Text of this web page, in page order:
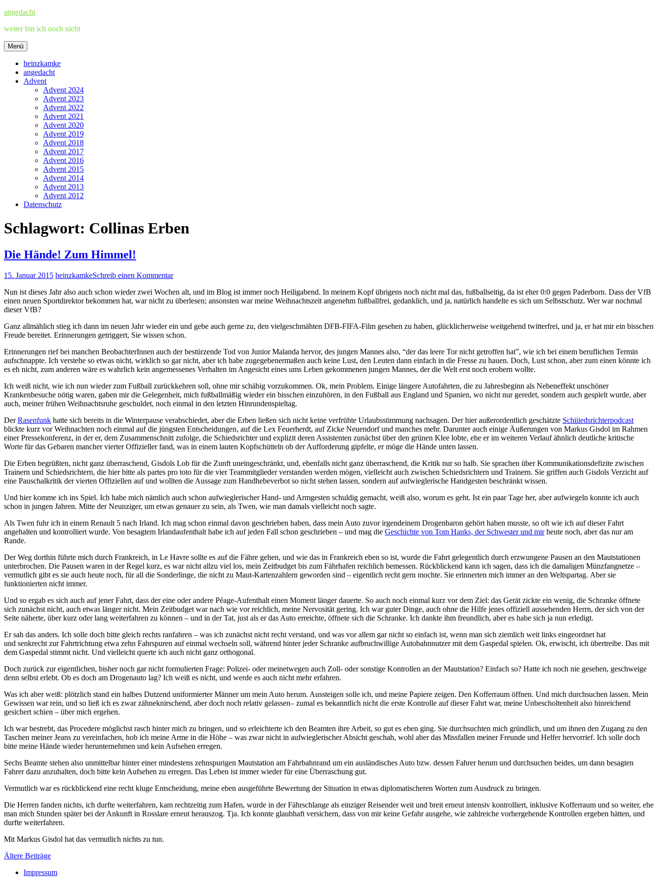
Zum
springen
angedacht
weiter bin ich noch nicht
Menü
heinzkamke
angedacht
Advent
Advent 2024
Advent 2023
Advent 2022
Advent 2021
Advent 2020
Advent 2019
Advent 2018
Advent 2017
Advent 2016
Advent 2015
Advent 2014
Advent 2013
Advent 2012
Datenschutz
Schlagwort: Collinas Erben
Die Hände! Zum Himmel!
15. Januar 2015 heinzkamkeSchreib einen Kommentar
Nun ist dieses Jahr also auch schon wieder zwei Wochen alt, und im Blog ist immer noch Heiligabend. In meinem Kopf übrigens noch nicht mal das, fußballseitig, da ist eher 0:0 gegen Paderborn. Dass der VfB
einen neuen Sportdirektor bekommen hat, war nicht zu überlesen; ansonsten war meine Weihnachtszeit angenehm fußballfrei, gedanklich, und ja, natürlich handelte es sich um Selbstschutz. Wer war nochmal
dieser VfB?
Ganz allmählich stieg ich dann im neuen Jahr wieder ein und gebe auch gerne zu, den vielgeschmähten DFB-FIFA-Film gesehen zu haben, glücklicherweise weitgehend twitterfrei, und ja, er hat mir ein bisschen
Freude bereitet. Erinnerungen getriggert, Sie wissen schon.
Erinnerungen rief bei manchen BeobachterInnen auch der bestürzende Tod von Junior Malanda hervor, des jungen Mannes also, “der das leere Tor nicht getroffen hat”, wie ich bei einem beruflichen Termin
aufschnappte. Ich verstehe so etwas nicht, wirklich so gar nicht, aber ich habe zugegebenermaßen auch keine Lust, den Leuten dann einfach in die Fresse zu hauen. Doch, Lust schon, aber zum einen könnte ich
es eh nicht, zum anderen wäre es wahrlich kein angemessenes Verhalten im Angesicht eines ums Leben gekommenen jungen Mannes, der die Welt erst noch erobern wollte.
Ich weiß nicht, wie ich nun wieder zum Fußball zurückkehren soll, ohne mir schäbig vorzukommen. Ok, mein Problem. Einige längere Autofahrten, die zu Jahresbeginn als Nebeneffekt unschöner
Krankenbesuche nötig waren, gaben mir die Gelegenheit, mich fußballmäßig wieder ein bisschen einzuhören, in den Fußball aus England und Spanien, wo nicht nur geredet, sondern auch gespielt wurde, aber
auch, meiner frühen Weihnachtsruhe geschuldet, noch einmal in den letzten Hinrundenspieltag.
DerRasenfunk hatte sich bereits in die Winterpause verabschiedet, aber die Erben ließen sich nicht keine verfrühte Urlaubsstimmung nachsagen. Der hier außerordentlich geschätzte Schiiiedsrichterpodcast
blickte kurz vor Weihnachten noch einmal auf die jüngsten Entscheidungen, auf die Lex Feuerherdt, auf Zicke Neuendorf und manches mehr. Darunter auch einige Äußerungen von Markus Gisdol im Rahmen
einer Pressekonferenz, in der er, dem Zusammenschnitt zufolge, die Schiedsrichter und explizit deren Assistenten zunächst über den grünen Klee lobte, ehe er im weiteren Verlauf ähnlich deutliche kritische
Worte für das Gebaren mancher vierter Offizieller fand, was in einem lauten Kopfschütteln ob der Aufforderung gipfelte, er möge die Hände unten lassen.
Die Erben begrüßten, nicht ganz überraschend, Gisdols Lob für die Zunft uneingeschränkt, und, ebenfalls nicht ganz überraschend, die Kritik nur so halb. Sie sprachen über Kommunikationsdefizite zwischen
Trainern und Schiedsrichtern, die hier bitte als partes pro toto für die vier Teammitglieder verstanden werden mögen, vielleicht auch zwischen Schiedsrichtern und Trainern. Sie griffen auch Gisdols Verzicht auf
eine Pauschalkritik der vierten Offiziellen auf und wollten die Aussage zum Handhebeverbot so nicht stehen lassen, sondern auf aufwieglerische Handgesten beschränkt wissen.
Und hier komme ich ins Spiel. Ich habe mich nämlich auch schon aufwieglerischer Hand- und Armgesten schuldig gemacht, weiß also, worum es geht. Ist ein paar Tage her, aber aufwiegeln konnte ich auch
schon in jungen Jahren. Mitte der Neunziger, um etwas genauer zu sein, als Twen, wie man damals vielleicht noch sagte.
Als Twen fuhr ich in einem Renault 5 nach Irland. Ich mag schon einmal davon geschrieben haben, dass mein Auto zuvor irgendeinem Drogenbaron gehört haben musste, so oft wie ich auf dieser Fahrt
angehalten und kontrolliert wurde. Von besagtem Irlandaufenthalt habe ich auf jeden Fall schon geschrieben – und mag die Geschichte von Tom Hanks, der Schwester und mirheute noch, aber das nur am
Rande.
Der Weg dorthin führte mich durch Frankreich, in Le Havre sollte es auf die Fähre gehen, und wie das in Frankreich eben so ist, wurde die Fahrt gelegentlich durch erzwungene Pausen an den Mautstationen
unterbrochen. Die Pausen waren in der Regel kurz, es war nicht allzu viel los, mein Zeitbudget bis zum Fährhafen reichlich bemessen. Rückblickend kann ich sagen, dass ich die damaligen Münzfangnetze –
vermutlich gibt es sie auch heute noch, für all die Sonderlinge, die nicht zu Maut-Kartenzahlern geworden sind – eigentlich recht gern mochte. Sie erinnerten mich immer an den Weltspartag. Aber sie
funktionierten nicht immer.
Und so ergab es sich auch auf jener Fahrt, dass der eine oder andere Péage-Aufenthalt einen Moment länger dauerte. So auch noch einmal kurz vor dem Ziel: das Gerät zickte ein wenig, die Schranke öffnete
sich zunächst nicht, auch etwas länger nicht. Mein Zeitbudget war nach wie vor reichlich, meine Nervosität gering. Ich war guter Dinge, auch ohne die Hilfe jenes offiziell aussehenden Herrn, der sich von der
Seite näherte, über kurz oder lang weiterfahren zu können – und in der Tat, just als er das Auto erreichte, öffnete sich die Schranke. Ich dankte ihm freundlich, aber es habe sich ja nun erledigt.
Er sah das anders. Ich solle doch bitte gleich rechts ranfahren – was ich zunächst nicht recht verstand, und was vor allem gar nicht so einfach ist, wenn man sich ziemlich weit links eingeordnet hat
und senkrecht zur Fahrtrichtung etwa zehn Fahrspuren auf einmal wechseln soll, während hinter jeder Schranke aufbruchwillige Autobahnnutzer mit dem Gaspedal spielen. Ok, erwischt, ich übertreibe. Das mit
dem Gaspedal stimmt nicht. Und vielleicht querte ich auch nicht ganz orthogonal.
Doch zurück zur eigentlichen, bisher noch gar nicht formulierten Frage: Polizei- oder meinetwegen auch Zoll- oder sonstige Kontrollen an der Mautstation? Einfach so? Hatte ich noch nie gesehen, geschweige
denn selbst erlebt. Ob es doch am Drogenauto lag? Ich weiß es nicht, und werde es auch nicht mehr erfahren.
Was ich aber weiß: plötzlich stand ein halbes Dutzend uniformierter Männer um mein Auto herum. Aussteigen solle ich, und meine Papiere zeigen. Den Kofferraum öffnen. Und mich durchsuchen lassen. Mein
Gewissen war rein, und so ließ ich es zwar zähneknirschend, aber doch noch relativ gelassen– zumal es bekanntlich nicht die erste Kontrolle auf dieser Fahrt war, meine Unbescholtenheit also hinreichend
gesichert schien – über mich ergehen.
Ich war bestrebt, das Procedere möglichst rasch hinter mich zu bringen, und so erleichterte ich den Beamten ihre Arbeit, so gut es eben ging. Sie durchsuchten mich gründlich, und um ihnen den Zugang zu den
Taschen meiner Jeans zu vereinfachen, hob ich meine Arme in die Höhe – was zwar nicht in aufwieglerischer Absicht geschah, wohl aber das Missfallen meiner Freunde und Helfer hervorrief. Ich solle doch
bitte meine Hände wieder herunternehmen und kein Aufsehen erregen.
Sechs Beamte stehen also unmittelbar hinter einer mindestens zehnspurigen Mautstation am Fahrbahnrand um ein ausländisches Auto bzw. dessen Fahrer herum und durchsuchen beides, um dann besagten
Fahrer dazu anzuhalten, doch bitte kein Aufsehen zu erregen. Das Leben ist immer wieder für eine Überraschung gut.
Vermutlich war es rückblickend eine recht kluge Entscheidung, meine eben ausgeführte Bewertung der Situation in etwas diplomatischeren Worten zum Ausdruck zu bringen.
Die Herren fanden nichts, ich durfte weiterfahren, kam rechtzeitig zum Hafen, wurde in der Fährschlange als einziger Reisender weit und breit erneut intensiv kontrolliert, inklusive Kofferraum und so weiter, ehe
man mich Stunden später bei der Ankunft in Rosslare erneut herauszog. Tja. Ich konnte glaubhaft versichern, dass von mir keine Gefahr ausgehe, wie zahlreiche vorhergehende Kontrollen ergeben hätten, und
durfte weiterfahren.
Mit Markus Gisdol hat das vermutlich nichts zu tun.
Beitragsnavigation
Ältere Beiträge
Impressum